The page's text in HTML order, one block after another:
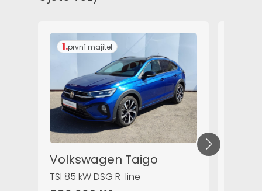
1.první majitel
Volkswagen Taigo
TSI 85 kW DSG R-line